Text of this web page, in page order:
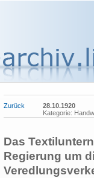
Zurück
28.10.1920
Kategorie:
Das
Regierung um